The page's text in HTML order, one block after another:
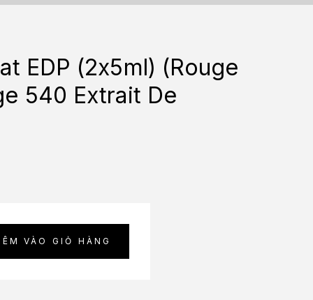
EDP (2x5ml) (Rouge
540 Extrait De
VÀO GIỎ HÀNG